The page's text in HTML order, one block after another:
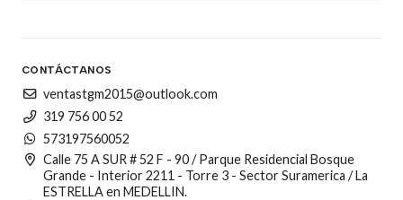
CONTÁCTANOS
ventastgm2015@outlook.com
319 756 00 52
573197560052
Calle 75 A SUR # 52 F - 90 / Parque Residencial Bosque
Grande - Interior 2211 - Torre 3 - Sector Suramerica / La
ESTRELLA en MEDELLIN.